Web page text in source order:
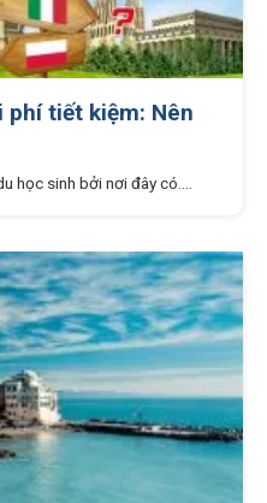
phí tiết kiệm: Nên
học sinh bởi nơi đây có....